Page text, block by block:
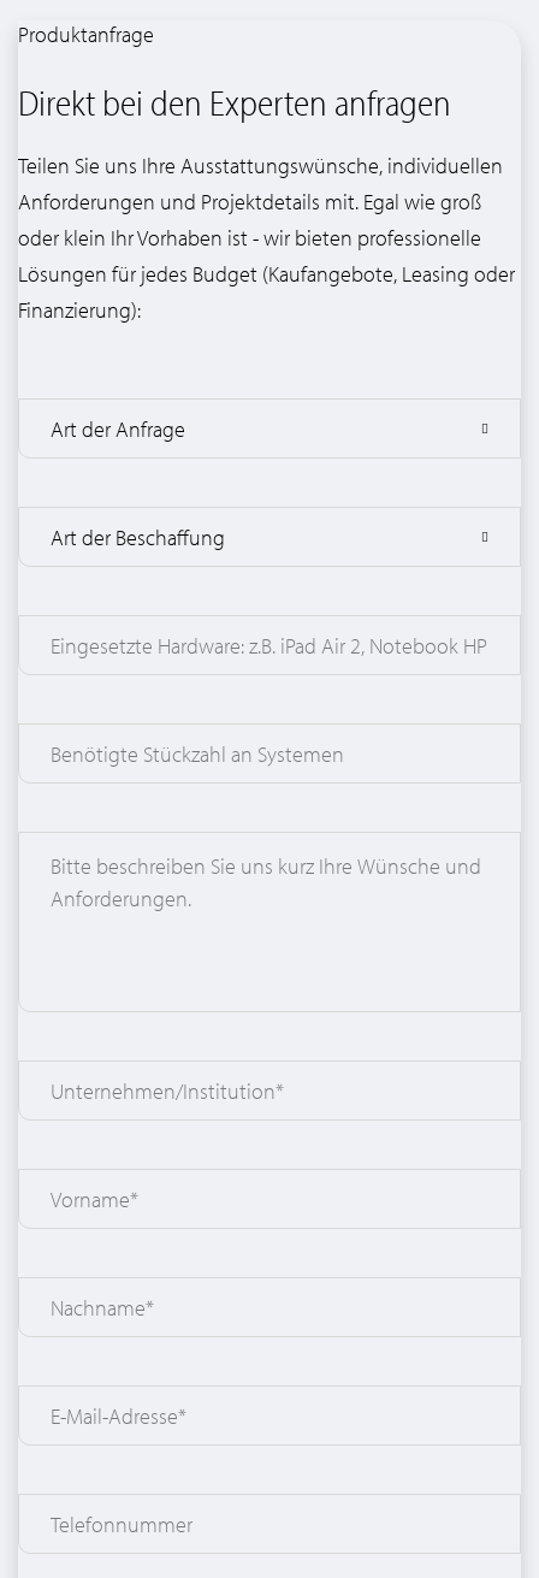
Produktanfrage
Direkt bei den Experten anfragen
Teilen Sie uns Ihre Ausstattungswünsche, individuellen
Anforderungen und Projektdetails mit. Egal wie groß
oder klein Ihr Vorhaben ist - wir bieten professionelle
Lösungen für jedes Budget (Kaufangebote, Leasing oder
Finanzierung):